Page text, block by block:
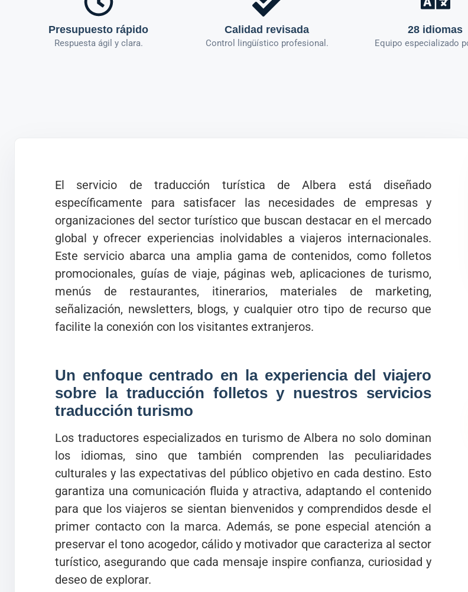
Presupuesto rápido
Respuesta ágil y clara.
Calidad revisada
Control lingüístico profesional.
28 idiomas
Equipo especializado
El servicio de traducción turística de Albera está diseñado
específicamente para satisfacer las necesidades de empresas y
organizaciones del sector turístico que buscan destacar en el mercado
global y ofrecer experiencias inolvidables a viajeros internacionales.
Este servicio abarca una amplia gama de contenidos, como folletos
promocionales, guías de viaje, páginas web, aplicaciones de turismo,
menús de restaurantes, itinerarios, materiales de marketing,
señalización, newsletters, blogs, y cualquier otro tipo de recurso que
facilite la conexión con los visitantes extranjeros.
Un enfoque centrado en la experiencia del viajero
sobre la traducción folletos y nuestros servicios
traducción turismo
Los traductores especializados en turismo de Albera no solo dominan
los idiomas, sino que también comprenden las peculiaridades
culturales y las expectativas del público objetivo en cada destino. Esto
garantiza una comunicación fluida y atractiva, adaptando el contenido
para que los viajeros se sientan bienvenidos y comprendidos desde el
primer contacto con la marca. Además, se pone especial atención a
preservar el tono acogedor, cálido y motivador que caracteriza al sector
turístico, asegurando que cada mensaje inspire confianza, curiosidad y
deseo de explorar.